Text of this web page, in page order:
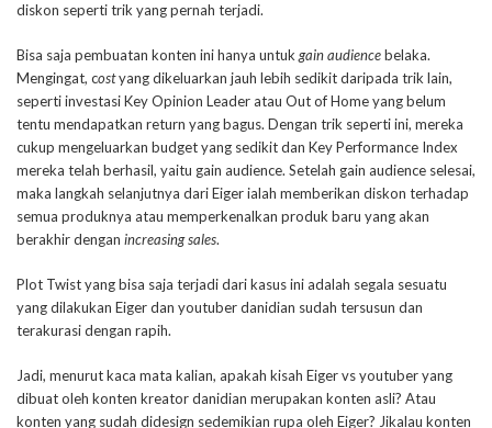
diskon seperti trik yang pernah terjadi.
Bisa saja pembuatan konten ini hanya untuk gain audiencebelaka.
Mengingat, costyang dikeluarkan jauh lebih sedikit daripada trik lain,
seperti investasi Key Opinion Leader atau Out of Home yang belum
tentu mendapatkan return yang bagus. Dengan trik seperti ini, mereka
cukup mengeluarkan budget yang sedikit dan Key Performance Index
mereka telah berhasil, yaitu gain audience. Setelah gain audience selesai,
maka langkah selanjutnya dari Eiger ialah memberikan diskon terhadap
semua produknya atau memperkenalkan produk baru yang akan
berakhir dengan increasing sales.
Plot Twist yang bisa saja terjadi dari kasus ini adalah segala sesuatu
yang dilakukan Eiger dan youtuber danidian sudah tersusun dan
terakurasi dengan rapih.
Jadi, menurut kaca mata kalian, apakah kisah Eiger vs youtuber yang
dibuat oleh konten kreator danidian merupakan konten asli? Atau
konten yang sudah didesign sedemikian rupa oleh Eiger? Jikalau konten